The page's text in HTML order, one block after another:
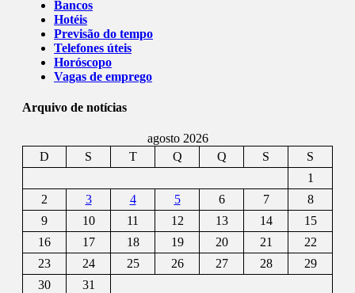
Bancos
Hotéis
Previsão do tempo
Telefones úteis
Horóscopo
Vagas de emprego
Arquivo de notícias
agosto 2026
D
S T Q Q S
S
1
2
3 4 5 6 7
8
9
10 11 12 13 14
15
16
17 18 19 20 21
22
23
24 25 26 27 28
29
30
31